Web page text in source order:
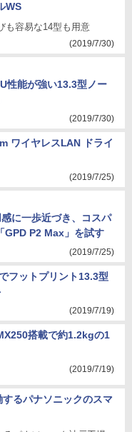
WS
も容易な14型も用意
(2019/7/30)
性能が強い13.3型ノー
(2019/7/30)
ワイヤレスLAN ドライ
(2019/7/25)
に一歩近づき、コスパ
GPD P2 Max」を試す
(2019/7/25)
フットプリント13.3型
(2019/7/19)
搭載で約1.2kgの1
(2019/7/19)
るパナソニックのスマ